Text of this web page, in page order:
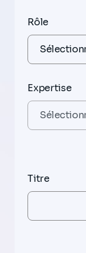
Rôle
Expertise
Titre